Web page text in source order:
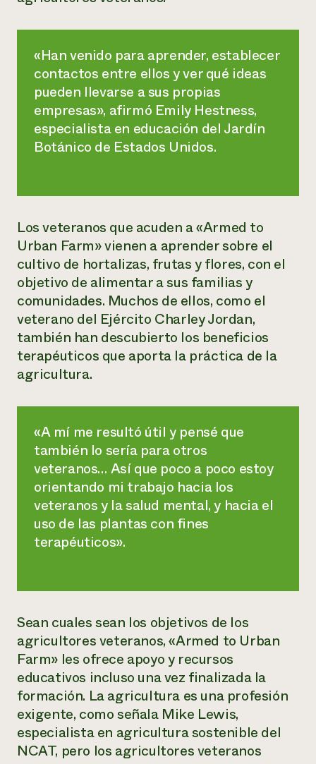
«Han venido para aprender, establecer
contactos entre ellos y ver qué ideas
pueden llevarse a sus propias
empresas», afirmó Emily Hestness,
especialista en educación del Jardín
Botánico de Estados Unidos.
Los veteranos que acuden a «Armed to
Urban Farm» vienen a aprender sobre el
cultivo de hortalizas, frutas y flores, con el
objetivo de alimentar a sus familias y
comunidades. Muchos de ellos, como el
veterano del Ejército Charley Jordan,
también han descubierto los beneficios
terapéuticos que aporta la práctica de la
agricultura.
«A mí me resultó útil y pensé que
también lo sería para otros
veteranos… Así que poco a poco estoy
orientando mi trabajo hacia los
veteranos y la salud mental, y hacia el
uso de las plantas con fines
terapéuticos».
Sean cuales sean los objetivos de los
agricultores veteranos, «Armed to Urban
Farm» les ofrece apoyo y recursos
educativos incluso una vez finalizada la
formación. La agricultura es una profesión
exigente, como señala Mike Lewis,
especialista en agricultura sostenible del
NCAT, pero los agricultores veteranos